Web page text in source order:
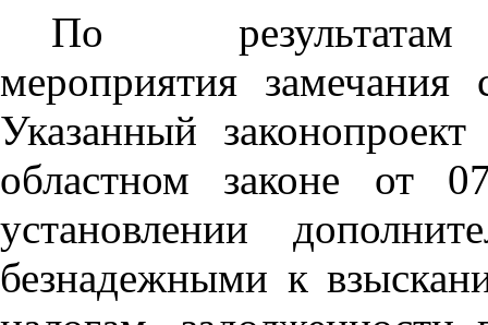
По результатам
мероприятия
Указанный
областном законе
установлении
безнадежными к